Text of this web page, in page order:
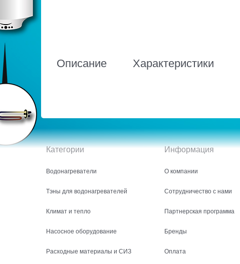
Описание Характеристики
Категории
Водонагреватели
Тэны для водонагревателей
Климат и тепло
Насосное оборудование
Расходные материалы и СИЗ
Информация
О компании
Сотрудничество с нами
Партнерская программа
Бренды
Оплата